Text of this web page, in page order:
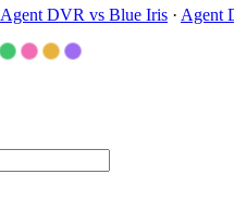
Agent DVR vs Blue Iris · Agent